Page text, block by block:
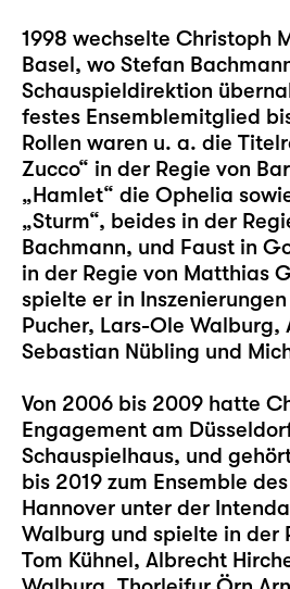
1998 wechselte Christoph
Basel, wo Stefan
Schauspieldirektion
festes Ensemblemitglied
Rollen waren u. a. die
Zucco“ in der Regie von
„Hamlet“ die Ophelia
„Sturm“, beides in der
Bachmann, und Faust in
in der Regie von Matthias
spielte er in
Pucher, Lars-Ole Walburg,
Sebastian Nübling und
Von 2006 bis 2009 hatte
Engagement am
Schauspielhaus, und
bis 2019 zum Ensemble
Hannover unter der
Walburg und spielte in der
Tom Kühnel, Albrecht